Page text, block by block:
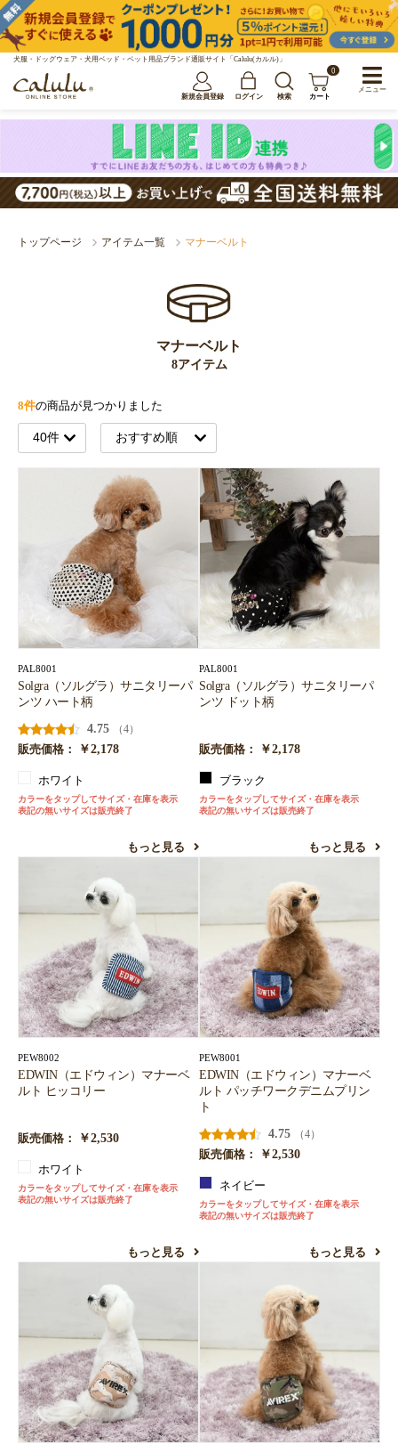
犬服・ドッグウェア・犬用ベッド・ペット用品ブランド通販サイト「Calulu(カルル)」
新規会員登録 ログイン 検索
0
カート
トップページ アイテム一覧 マナーベルト
マナーベルト
8アイテム
8件の商品が見つかりました
PAL8001
Solgra（ソルグラ）サニタリーパ
ンツ ハート柄
4.75
（4）
販売価格：
￥2,178
ホワイト
カラーをタップしてサイズ・在庫を表示
表記の無いサイズは販売終了
もっと見る
PAL8001
Solgra（ソルグラ）サニタリーパ
ンツ ドット柄
販売価格： ￥2,178
ブラック
カラーをタップしてサイズ・在庫を表示
表記の無いサイズは販売終了
もっと見る
PEW8002
EDWIN（エドウィン）マナーベ
ルト ヒッコリー
販売価格： ￥2,530
ホワイト
カラーをタップしてサイズ・在庫を表示
表記の無いサイズは販売終了
もっと見る
PEW8001
EDWIN（エドウィン）マナーベ
ルト パッチワークデニムプリン
ト
4.75
（4）
販売価格：
￥2,530
ネイビー
カラーをタップしてサイズ・在庫を表示
表記の無いサイズは販売終了
もっと見る
メニュー